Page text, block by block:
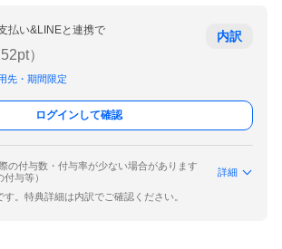
払い&LINEと連携で
pt）
先・期間限定
内訳
ログインして確認
の付与数・付与率が少ない場合があります
付与等）
詳細
。特典詳細は内訳でご確認ください。